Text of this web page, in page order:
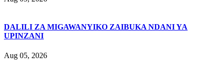
DALILI ZA MIGAWANYIKO ZAIBUKA NDANI YA
UPINZANI
Aug 05, 2026